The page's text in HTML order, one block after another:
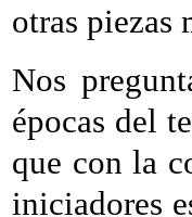
otras piezas
Nos
épocas del
que con la
iniciadores